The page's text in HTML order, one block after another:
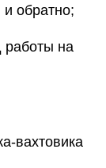
обратно;
на
вахтовика